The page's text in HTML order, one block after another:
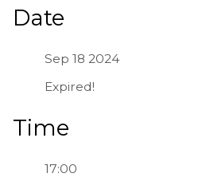
Date
Sep 18 2024
Expired!
Time
17:00